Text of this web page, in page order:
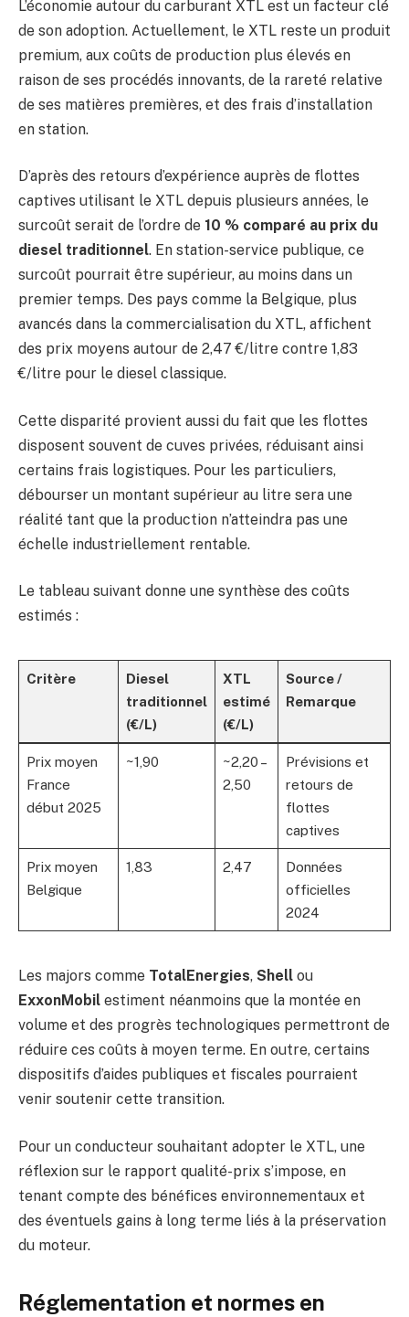
L’économie autour du carburant XTL est un facteur clé
de son adoption. Actuellement, le XTL reste un produit
premium, aux coûts de production plus élevés en
raison de ses procédés innovants, de la rareté relative
de ses matières premières, et des frais d’installation
en station.
D’après des retours d’expérience auprès de flottes
captives utilisant le XTL depuis plusieurs années, le
surcoût serait de l’ordre de 10 % comparé au prix du
diesel traditionnel. En station-service publique, ce
surcoût pourrait être supérieur, au moins dans un
premier temps. Des pays comme la Belgique, plus
avancés dans la commercialisation du XTL, affichent
des prix moyens autour de 2,47 €/litre contre 1,83
€/litre pour le diesel classique.
Cette disparité provient aussi du fait que les flottes
disposent souvent de cuves privées, réduisant ainsi
certains frais logistiques. Pour les particuliers,
débourser un montant supérieur au litre sera une
réalité tant que la production n’atteindra pas une
échelle industriellement rentable.
Le tableau suivant donne une synthèse des coûts
estimés :
Critère
Diesel
traditionnel
(€/L)
XTL
estimé
(€/L)
Source /
Remarque
Prix moyen
France
début 2025
~1,90
~2,20 –
2,50
Prévisions et
retours de
flottes
captives
Prix moyen
Belgique
1,83 2,47
Données
officielles
2024
Les majors comme TotalEnergies, Shell ou
ExxonMobil estiment néanmoins que la montée en
volume et des progrès technologiques permettront de
réduire ces coûts à moyen terme. En outre, certains
dispositifs d’aides publiques et fiscales pourraient
venir soutenir cette transition.
Pour un conducteur souhaitant adopter le XTL, une
réflexion sur le rapport qualité-prix s’impose, en
tenant compte des bénéfices environnementaux et
des éventuels gains à long terme liés à la préservation
du moteur.
Réglementation et normes en